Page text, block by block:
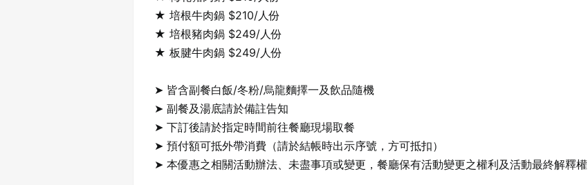
★ 培根牛肉鍋 $210/人份
★ 培根豬肉鍋 $249/人份
★ 板腱牛肉鍋 $249/人份
➤ 皆含副餐白飯/冬粉/烏龍麵擇一及飲品隨機
➤ 副餐及湯底請於備註告知
➤ 下訂後請於指定時間前往餐廳現場取餐
➤ 預付額可抵外帶消費（請於結帳時出示序號，方可抵扣）
➤ 本優惠之相關活動辦法、未盡事項或變更，餐廳保有活動變更之權利及活動最終解釋權